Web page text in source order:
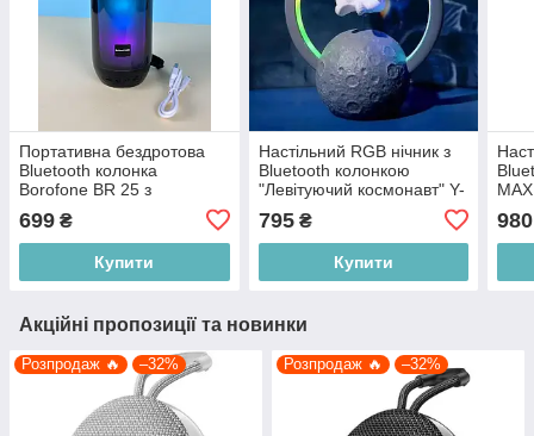
Портативна бездротова
Bluetooth колонка
Borofone BR 25 з
підсвічуванням, чорна
699 ₴
Купити
Настільний RGB нічник з
Bluetooth колонкою
"Левітуючий космонавт" Y-
795₴
Купити
980
Акційні пропозиції та новинки
Розпродаж 🔥 –32% Розпродаж 🔥 –32%